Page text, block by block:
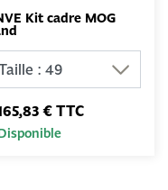
Kit cadre MOG
€ TTC